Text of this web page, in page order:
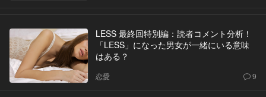
LESS 最終回特別編：読者コメント分析！
「LESS」になった男女が一緒にいる意味
はある？
恋愛 9